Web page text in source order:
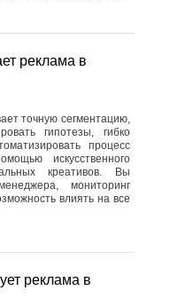
реклама в
точную сегментацию,
гипотезы, гибко
процесс
искусственного
креативов. Вы
мониторинг
влиять на все
реклама в